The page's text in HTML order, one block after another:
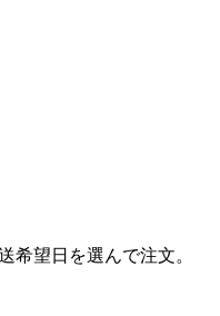
希望日を選んで注文。